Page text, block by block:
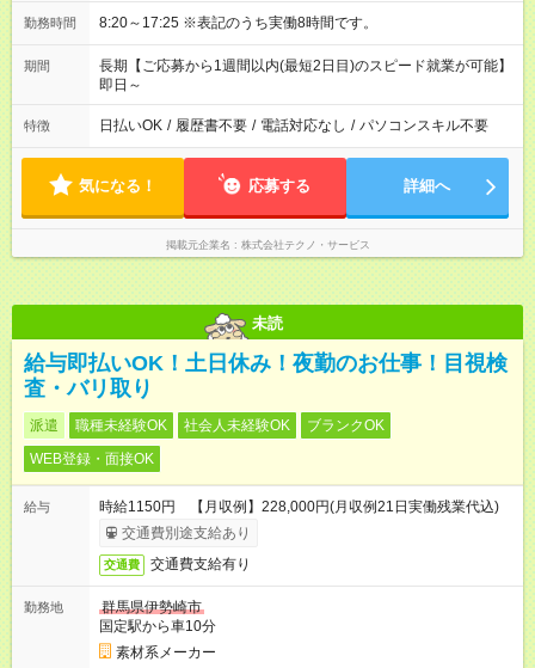
勤務時間 8:20～17:25 ※表記のうち実働8時間です。
期間
長期【ご応募から1週間以内(最短2日目)のスピード就業が可能】
即日～
特徴 日払いOK / 履歴書不要 / 電話対応なし / パソコンスキル不要
気になる！ 応募する 詳細へ
掲載元企業名 株式会社テクノ・サービス
未読
給与即払いOK！土日休み！夜勤のお仕事！目視検
査・バリ取り
派遣 職種未経験OK 社会人未経験OK
ブランクOK
WEB登録・面接OK
給与
時給1150円 【月収例】228,000円(月収例21日実働残業代込)
交通費別途支給あり
交通費 交通費支給有り
勤務地
群馬県伊勢崎市
国定駅から車10分
素材系メーカー